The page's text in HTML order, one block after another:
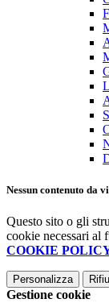
Nessun contenuto da
Questo sito o gli
cookie necessari al
COOKIE
Personalizza
Gestione cookie